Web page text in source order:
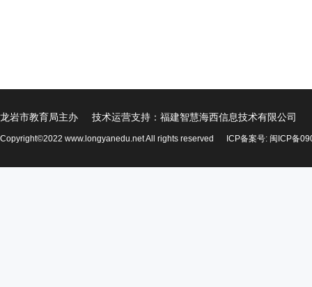
龙岩市教育局主办 技术运营支持：福建智慧海西信息技术有限公司
Copyright©2022 www.longyanedu.net All rights reserved ICP备案号: 闽ICP备